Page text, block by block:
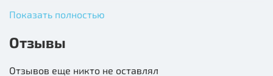
Нежная и сочная ВЕТЧИНА - лакомое вознаграждение
праздники. Изысканный для Вашего любимца вкус
которой он обязательно поделиться с Вами.
Показать полностью
Отзывы
Отзывов еще никто не оставлял